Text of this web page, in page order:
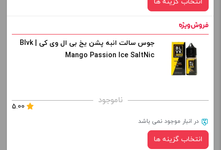
+
افزودن به سبد خرید
نیکوتین:
برای فعال شدن سبد خرید و نمایش قیمت ، گزینه های محصول را
+
جوس سالت انبه پشن یخ بی ال وی کی | Blvk
Mango Passion Ice SaltNic
ناموجود
5.00
در انبار موجود نمی باشد
انتخاب گزینه ها